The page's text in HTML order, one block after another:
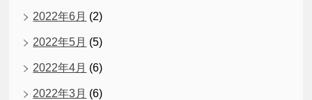
2022年6月 (2)
2022年5月 (5)
2022年4月 (6)
2022年3月 (6)